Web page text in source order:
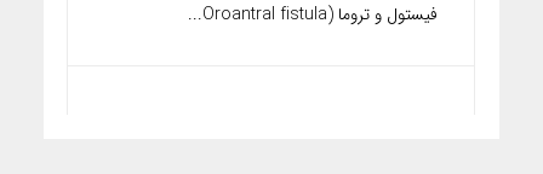
فیستول و تروما (Oroantral fistula...